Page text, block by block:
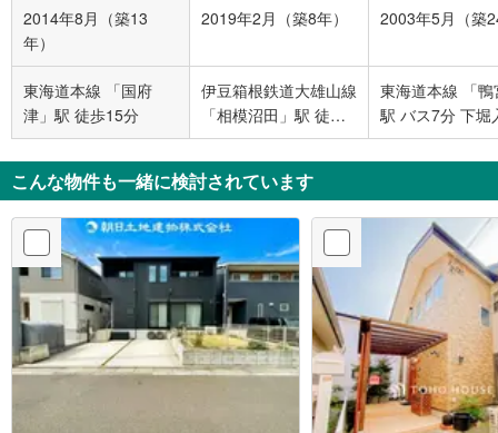
2014年8月（築13
年）
2019年2月（築8年） 2003年5月（築
東海道本線 「国府
津」駅 徒歩15分
伊豆箱根鉄道大雄山線
「相模沼田」駅 徒歩8
分
東海道本線 「鴨
駅 バス7分 下堀
バス停下車 徒歩
こんな物件も一緒に検討されています